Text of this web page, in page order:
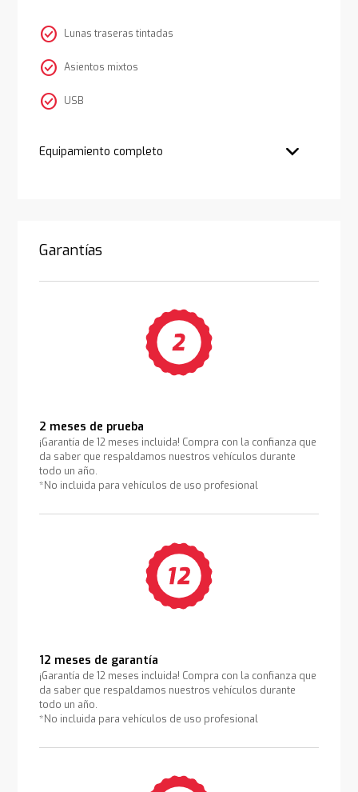
check_circle Lunas traseras tintadas
check_circle Asientos mixtos
check_circle USB
Equipamiento completo
Garantías
2 meses de prueba
¡Garantía de 12 meses incluida! Compra con la confianza que
da saber que respaldamos nuestros vehículos durante
todo un año.
*No incluida para vehículos de uso profesional
12 meses de garantía
¡Garantía de 12 meses incluida! Compra con la confianza que
da saber que respaldamos nuestros vehículos durante
todo un año.
*No incluida para vehículos de uso profesional